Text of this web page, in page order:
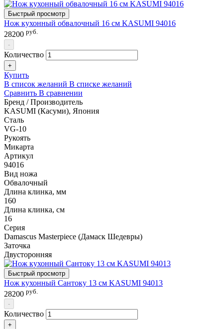
Быстрый просмотр
Нож кухонный обвалочный 16 см KASUMI 94016
28200 руб.
-
Количество
+
Купить
В список желаний В списке желаний
Сравнить В сравнении
Бренд / Производитель
KASUMI (Касуми), Япония
Сталь
VG-10
Рукоять
Микарта
Артикул
94016
Вид ножа
Обвалочный
Длина клинка, мм
160
Длина клинка, см
16
Серия
Damascus Masterpiece (Дамаск Шедевры)
Заточка
Двусторонняя
Быстрый просмотр
Нож кухонный Сантоку 13 см KASUMI 94013
28200 руб.
-
Количество
+